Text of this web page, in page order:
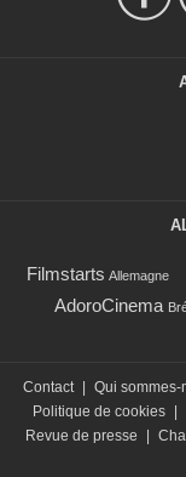
Filmstarts Allemagne
AdoroCinema
Contact Qui sommes-
Politique de cookies
Revue de presse